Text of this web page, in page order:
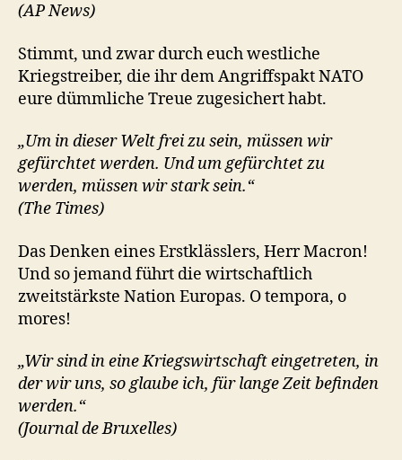
(AP News)
Stimmt, und zwar durch euch westliche
Kriegstreiber, die ihr dem Angriffspakt NATO
eure dümmliche Treue zugesichert habt.
„Um in dieser Welt frei zu sein, müssen wir
gefürchtet werden. Und um gefürchtet zu
werden, müssen wir stark sein.“
(The Times)
Das Denken eines Erstklässlers, Herr Macron!
Und so jemand führt die wirtschaftlich
zweitstärkste Nation Europas. O tempora, o
mores!
„Wir sind in eine Kriegswirtschaft eingetreten, in
der wir uns, so glaube ich, für lange Zeit befinden
werden.“
(Journal de Bruxelles)